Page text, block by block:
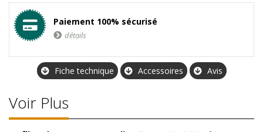
Paiement 100% sécurisé
détails
Fiche technique Accessoires Avis
Voir Plus